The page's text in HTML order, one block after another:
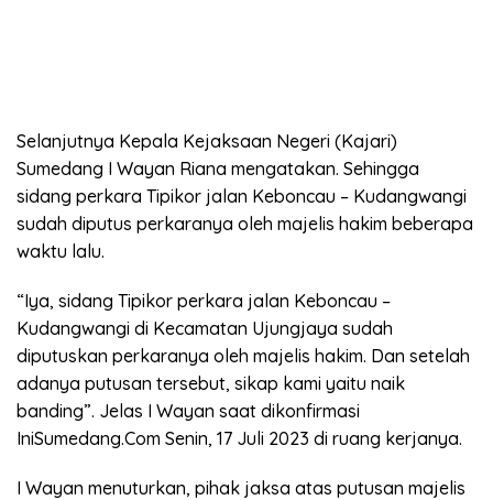
Selanjutnya Kepala Kejaksaan Negeri (Kajari)
Sumedang I Wayan Riana mengatakan. Sehingga
sidang perkara Tipikor jalan Keboncau – Kudangwangi
sudah diputus perkaranya oleh majelis hakim beberapa
waktu lalu.
“Iya, sidang Tipikor perkara jalan Keboncau –
Kudangwangi di Kecamatan Ujungjaya sudah
diputuskan perkaranya oleh majelis hakim. Dan setelah
adanya putusan tersebut, sikap kami yaitu naik
banding”. Jelas I Wayan saat dikonfirmasi
IniSumedang.Com Senin, 17 Juli 2023 di ruang kerjanya.
I Wayan menuturkan, pihak jaksa atas putusan majelis